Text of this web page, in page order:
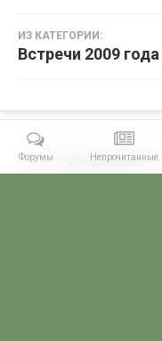
ИЗ КАТЕГОРИИ:
Встречи 2009 года
Поделиться
Форумы Непрочитанные